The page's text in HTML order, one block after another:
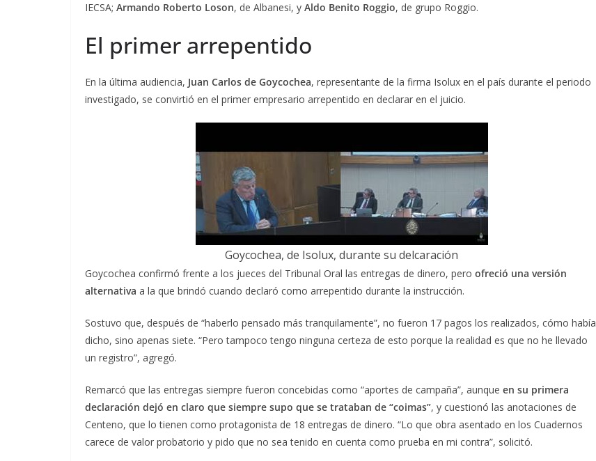
IECSA; Armando Roberto Loson, de Albanesi, y Aldo Benito Roggio, de grupo Roggio.
El primer arrepentido
En la última audiencia, Juan Carlos de Goycochea, representante de la firma Isolux en el país durante el periodo
investigado, se convirtió en el primer empresario arrepentido en declarar en el juicio.
Goycochea, de Isolux, durante su delcaración
Goycochea confirmó frente a los jueces del Tribunal Oral las entregas de dinero, pero ofreció una versión
alternativa a la que brindó cuando declaró como arrepentido durante la instrucción.
Sostuvo que, después de “haberlo pensado más tranquilamente”, no fueron 17 pagos los realizados, cómo había
dicho, sino apenas siete. “Pero tampoco tengo ninguna certeza de esto porque la realidad es que no he llevado
un registro”, agregó.
Remarcó que las entregas siempre fueron concebidas como “aportes de campaña”, aunque en su primera
declaración dejó en claro que siempre supo que se trataban de “coimas”, y cuestionó las anotaciones de
Centeno, que lo tienen como protagonista de 18 entregas de dinero. “Lo que obra asentado en los Cuadernos
carece de valor probatorio y pido que no sea tenido en cuenta como prueba en mi contra”, solicitó.